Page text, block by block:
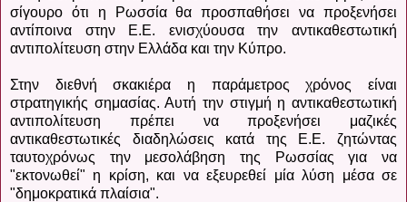
σίγουρο ότι η Ρωσσία θα προσπαθήσει να προξενήσει
αντίποινα στην Ε.Ε. ενισχύουσα την αντικαθεστωτική
αντιπολίτευση στην Ελλάδα και την Κύπρο.
Στην διεθνή σκακιέρα η παράμετρος χρόνος είναι
στρατηγικής σημασίας. Αυτή την στιγμή η αντικαθεστωτική
αντιπολίτευση πρέπει να προξενήσει μαζικές
αντικαθεστωτικές διαδηλώσεις κατά της Ε.Ε. ζητώντας
ταυτοχρόνως την μεσολάβηση της Ρωσσίας για να
"εκτονωθεί" η κρίση, και να εξευρεθεί μία λύση μέσα σε
"δημοκρατικά πλαίσια".